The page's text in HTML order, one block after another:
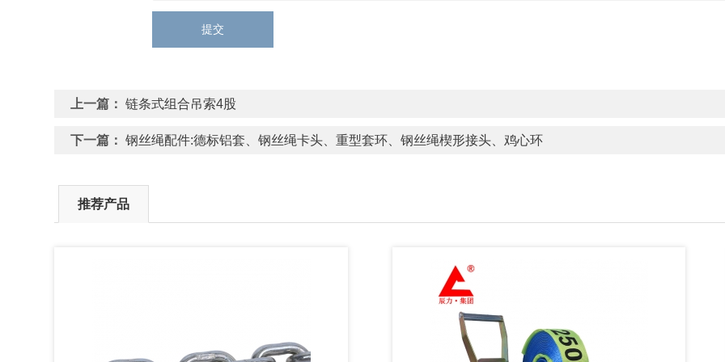
提交
上一篇： 链条式组合吊索4股
下一篇： 钢丝绳配件:德标铝套、钢丝绳卡头、重型套环、钢丝绳楔形接头、鸡心环
推荐产品